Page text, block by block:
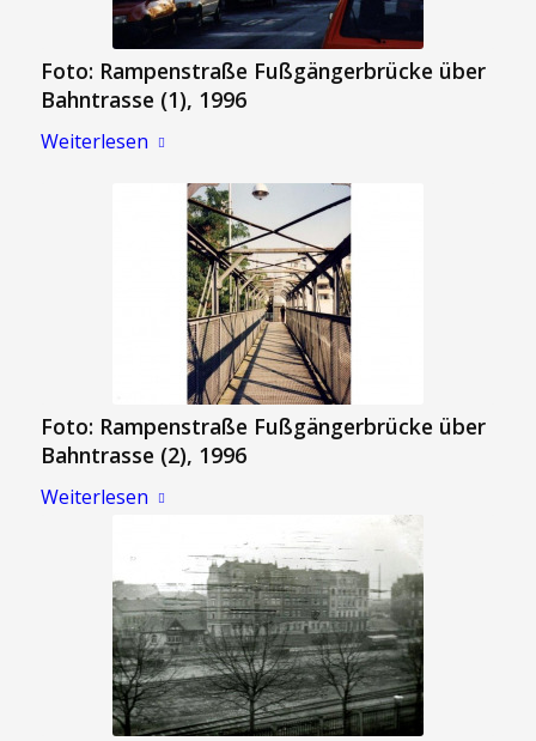
Foto: Rampenstraße Fußgängerbrücke über
Bahntrasse (1), 1996
Weiterlesen
Foto: Rampenstraße Fußgängerbrücke über
Bahntrasse (2), 1996
Weiterlesen